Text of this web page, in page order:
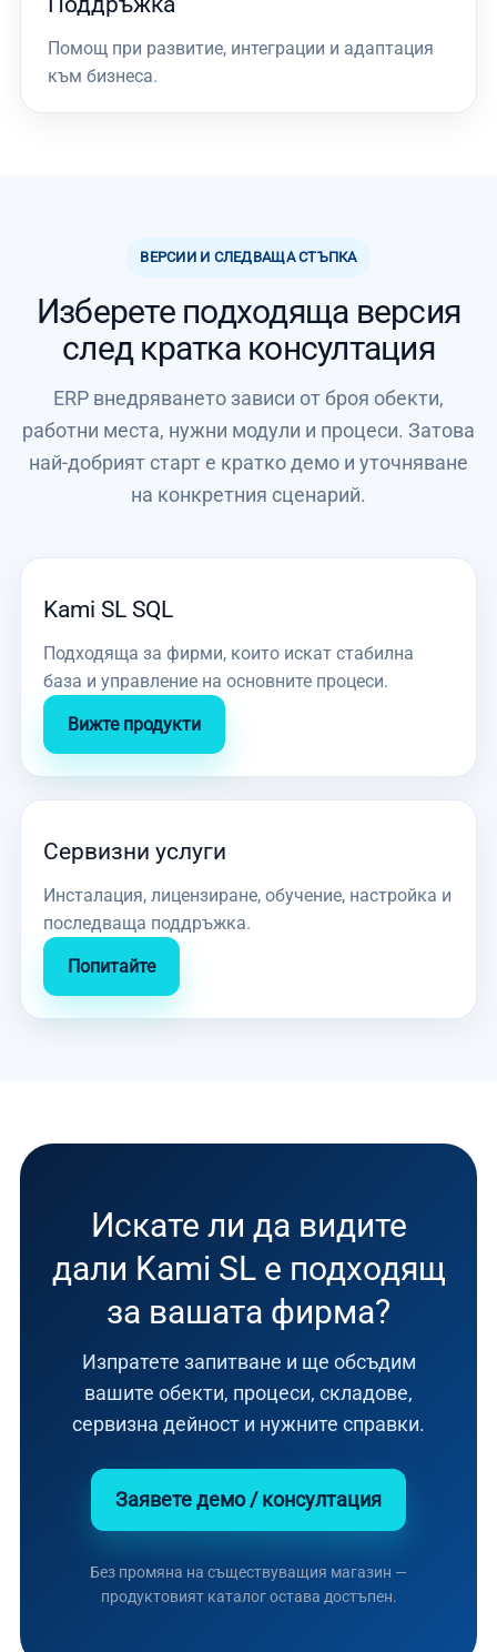
Помощ при развитие, интеграции и адаптация
към бизнеса.
ВЕРСИИ И СЛЕДВАЩА СТЪПКА
Изберете подходяща версия
след кратка консултация
ERP внедряването зависи от броя обекти,
работни места, нужни модули и процеси. Затова
най-добрият старт е кратко демо и уточняване
на конкретния сценарий.
Kami SL SQL
Подходяща за фирми, които искат стабилна
база и управление на основните процеси.
Вижте продукти
Сервизни услуги
Инсталация, лицензиране, обучение, настройка и
последваща поддръжка.
Попитайте
Искате ли да видите
дали Kami SL е подходящ
за вашата фирма?
Изпратете запитване и ще обсъдим
вашите обекти, процеси, складове,
сервизна дейност и нужните справки.
Заявете демо / консултация
Без промяна на съществуващия магазин —
продуктовият каталог остава достъпен.